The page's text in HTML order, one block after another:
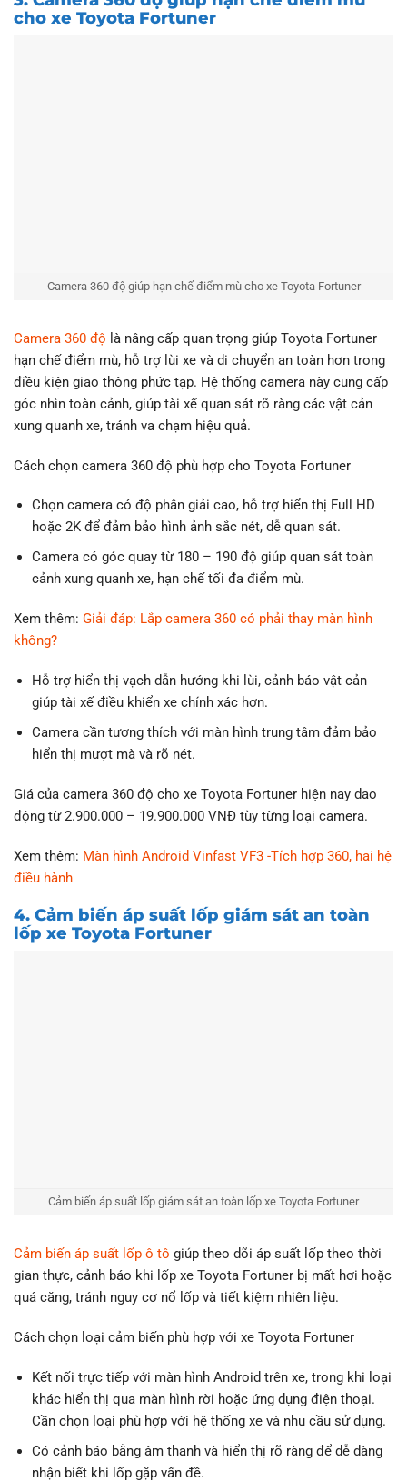
cho xe Toyota Fortuner
Camera 360 độ giúp hạn chế điểm mù cho xe Toyota Fortuner
Camera 360 độ là nâng cấp quan trọng giúp Toyota Fortuner
hạn chế điểm mù, hỗ trợ lùi xe và di chuyển an toàn hơn trong
điều kiện giao thông phức tạp. Hệ thống camera này cung cấp
góc nhìn toàn cảnh, giúp tài xế quan sát rõ ràng các vật cản
xung quanh xe, tránh va chạm hiệu quả.
Cách chọn camera 360 độ phù hợp cho Toyota Fortuner
Chọn camera có độ phân giải cao, hỗ trợ hiển thị Full HD
hoặc 2K để đảm bảo hình ảnh sắc nét, dễ quan sát.
Camera có góc quay từ 180 – 190 độ giúp quan sát toàn
cảnh xung quanh xe, hạn chế tối đa điểm mù.
Xem thêm: Giải đáp: Lắp camera 360 có phải thay màn hình
không?
Hỗ trợ hiển thị vạch dẫn hướng khi lùi, cảnh báo vật cản
giúp tài xế điều khiển xe chính xác hơn.
Camera cần tương thích với màn hình trung tâm đảm bảo
hiển thị mượt mà và rõ nét.
Giá của camera 360 độ cho xe Toyota Fortuner hiện nay dao
động từ 2.900.000 – 19.900.000 VNĐ tùy từng loại camera.
Xem thêm: Màn hình Android Vinfast VF3 -Tích hợp 360, hai hệ
điều hành
4. Cảm biến áp suất lốp giám sát an toàn
lốp xe Toyota Fortuner
Cảm biến áp suất lốp giám sát an toàn lốp xe Toyota Fortuner
Cảm biến áp suất lốp ô tô giúp theo dõi áp suất lốp theo thời
gian thực, cảnh báo khi lốp xe Toyota Fortuner bị mất hơi hoặc
quá căng, tránh nguy cơ nổ lốp và tiết kiệm nhiên liệu.
Cách chọn loại cảm biến phù hợp với xe Toyota Fortuner
Kết nối trực tiếp với màn hình Android trên xe, trong khi loại
khác hiển thị qua màn hình rời hoặc ứng dụng điện thoại.
Cần chọn loại phù hợp với hệ thống xe và nhu cầu sử dụng.
Có cảnh báo bằng âm thanh và hiển thị rõ ràng để dễ dàng
nhận biết khi lốp gặp vấn đề.